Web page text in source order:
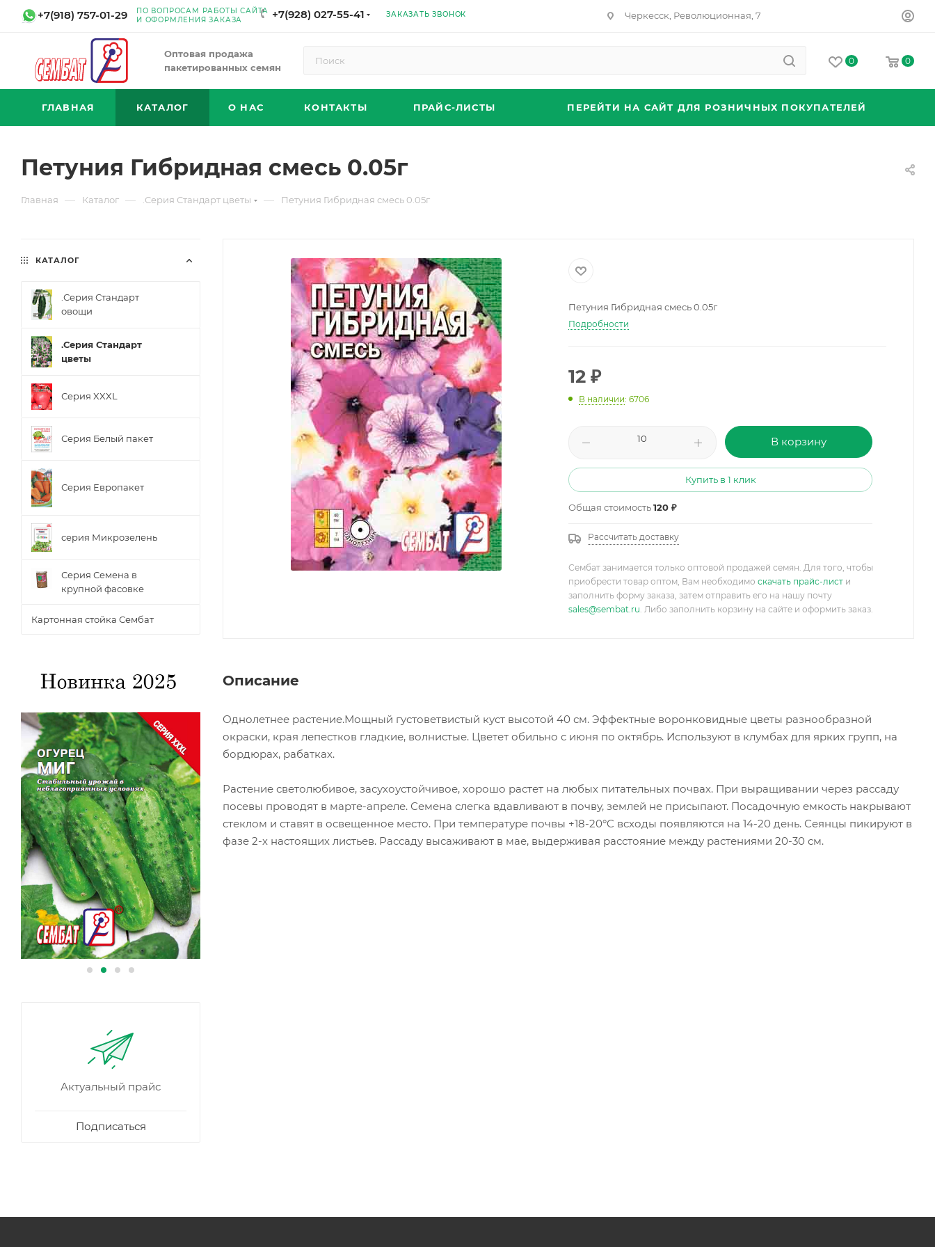
+7(918) 757-01-29
ПО ВОПРОСАМ РАБОТЫ САЙТА
И ОФОРМЛЕНИЯ ЗАКАЗА
+7(928) 027-55-41 ЗАКАЗАТЬ ЗВОНОК Черкесск, Революционная, 7
Оптовая продажа
пакетированных семян
0 0
ГЛАВНАЯ КАТАЛОГ О НАС КОНТАКТЫ ПРАЙС-ЛИСТЫ ПЕРЕЙТИ НА САЙТ ДЛЯ РОЗНИЧНЫХ ПОКУПАТЕЛЕЙ
Петуния Гибридная смесь 0.05г
Главная — Каталог — .Серия Стандарт цветы — Петуния Гибридная смесь 0.05г
Петуния Гибридная смесь 0.05г
Подробности
12 ₽
В наличии: 6706
В корзину
Купить в 1 клик
Общая стоимость120 ₽
Рассчитать доставку
Сембат занимается только оптовой продажей семян. Для того, чтобы
приобрести товар оптом, Вам необходимо скачать прайс-лист и
заполнить форму заказа, затем отправить его на нашу почту
sales@sembat.ru. Либо заполнить корзину на сайте и оформить заказ.
Описание
Однолетнее растение.Мощный густоветвистый куст высотой 40 см. Эффектные воронковидные цветы разнообразной
окраски, края лепестков гладкие, волнистые. Цветет обильно с июня по октябрь. Используют в клумбах для ярких групп, на
бордюрах, рабатках.
Растение светолюбивое, засухоустойчивое, хорошо растет на любых питательных почвах. При выращивании через рассаду
посевы проводят в марте-апреле. Семена слегка вдавливают в почву, землей не присыпают. Посадочную емкость накрывают
стеклом и ставят в освещенное место. При температуре почвы +18-20°C всходы появляются на 14-20 день. Сеянцы пикируют в
фазе 2-х настоящих листьев. Рассаду высаживают в мае, выдерживая расстояние между растениями 20-30 см.
КАТАЛОГ
.Серия Стандарт
овощи
.Серия Стандарт
цветы
Серия XXXL
Серия Белый пакет
Серия Европакет
серия Микрозелень
Серия Семена в
крупной фасовке
Картонная стойка Сембат
Актуальный прайс
Подписаться